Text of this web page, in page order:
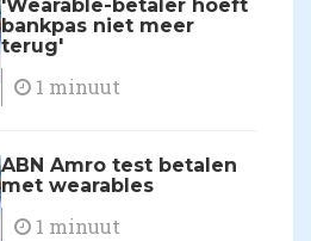
'Wearable-betaler hoeft
bankpas niet meer
terug'
1 minuut
ABN Amro test betalen
met wearables
1 minuut